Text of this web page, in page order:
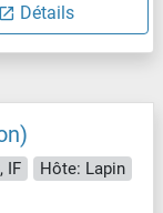
Détails
IF
Hôte: Lapin